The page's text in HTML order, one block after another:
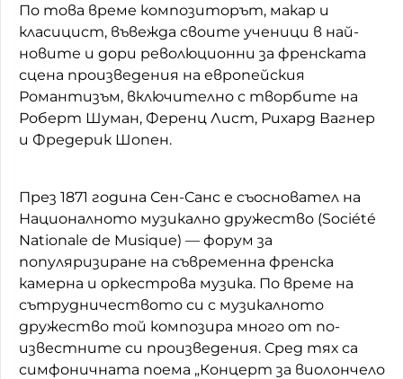
По това време композиторът, макар и
класицист, въвежда своите ученици в най-
новите и дори революционни за френската
сцена произведения на европейския
Романтизъм, включително с творбите на
Роберт Шуман, Ференц Лист, Рихард Вагнер
и Фредерик Шопен.
През 1871 година Сен-Санс е съосновател на
Националното музикално дружество (Société
Nationale de Musique) — форум за
популяризиране на съвременна френска
камерна и оркестрова музика. По време на
сътрудничеството си с музикалното
дружество той композира много от по-
известните си произведения. Сред тях са
симфоничната поема „Концерт за виолончело